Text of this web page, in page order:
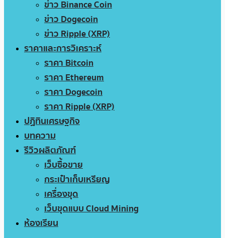
ข่าว Binance Coin
ข่าว Dogecoin
ข่าว Ripple (XRP)
ราคาและการวิเคราะห์
ราคา Bitcoin
ราคา Ethereum
ราคา Dogecoin
ราคา Ripple (XRP)
ปฏิทินเศรษฐกิจ
บทความ
รีวิวผลิตภัณฑ์
เว็บซื้อขาย
กระเป๋าเก็บเหรียญ
เครื่องขุด
เว็บขุดแบบ Cloud Mining
ห้องเรียน